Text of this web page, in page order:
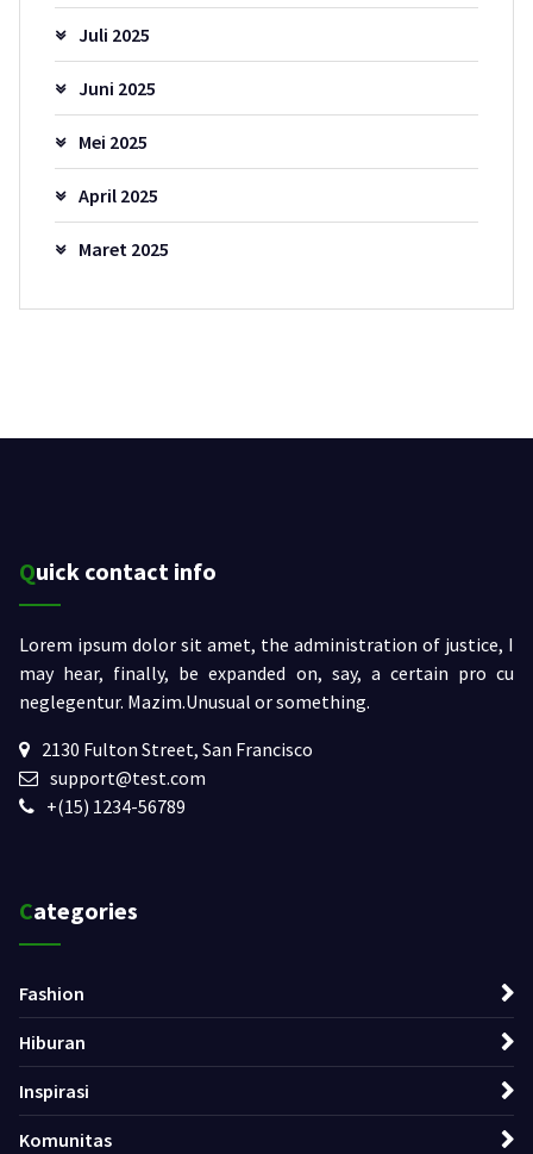
Juli 2025
Juni 2025
Mei 2025
April 2025
Maret 2025
Quick contact info
Lorem ipsum dolor sit amet, the administration of justice, I
may hear, finally, be expanded on, say, a certain pro cu
neglegentur. Mazim.Unusual or something.
2130 Fulton Street, San Francisco
support@test.com
+(15) 1234-56789
Categories
Fashion
Hiburan
Inspirasi
Komunitas